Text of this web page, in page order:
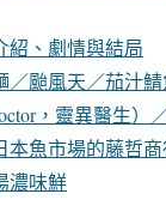
紹、劇情與結局
／颱風天／茄汁
，靈異醫生）
本魚市場的藤哲
濃味鮮